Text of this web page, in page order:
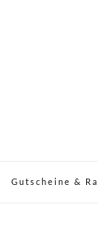
Gutscheine &